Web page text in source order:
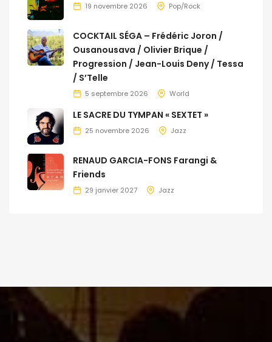
19 novembre 2026 Pop/Rock
COCKTAIL SÉGA – Frédéric Joron /
Ousanousava / Olivier Brique /
Progression / Jean-Louis Deny / Tessa
/ S’Telle
5 septembre 2026 World
LE SACRE DU TYMPAN « SEXTET »
25 novembre 2026 Jazz
RENAUD GARCIA-FONS Farangi &
Friends
29 janvier 2027 Jazz